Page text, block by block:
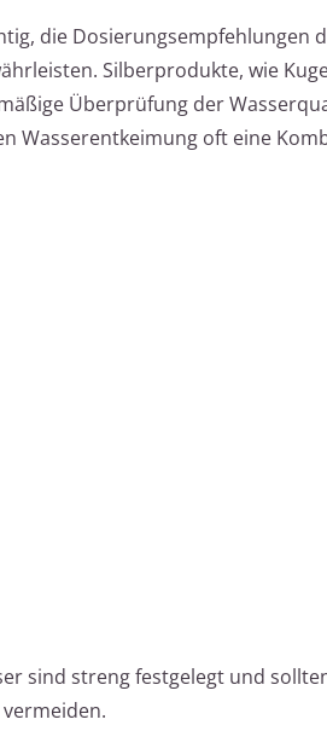
die Dosierungsempfehlungen
Silberprodukte, wie
Überprüfung der
Wasserentkeimung oft eine
sind streng festgelegt und